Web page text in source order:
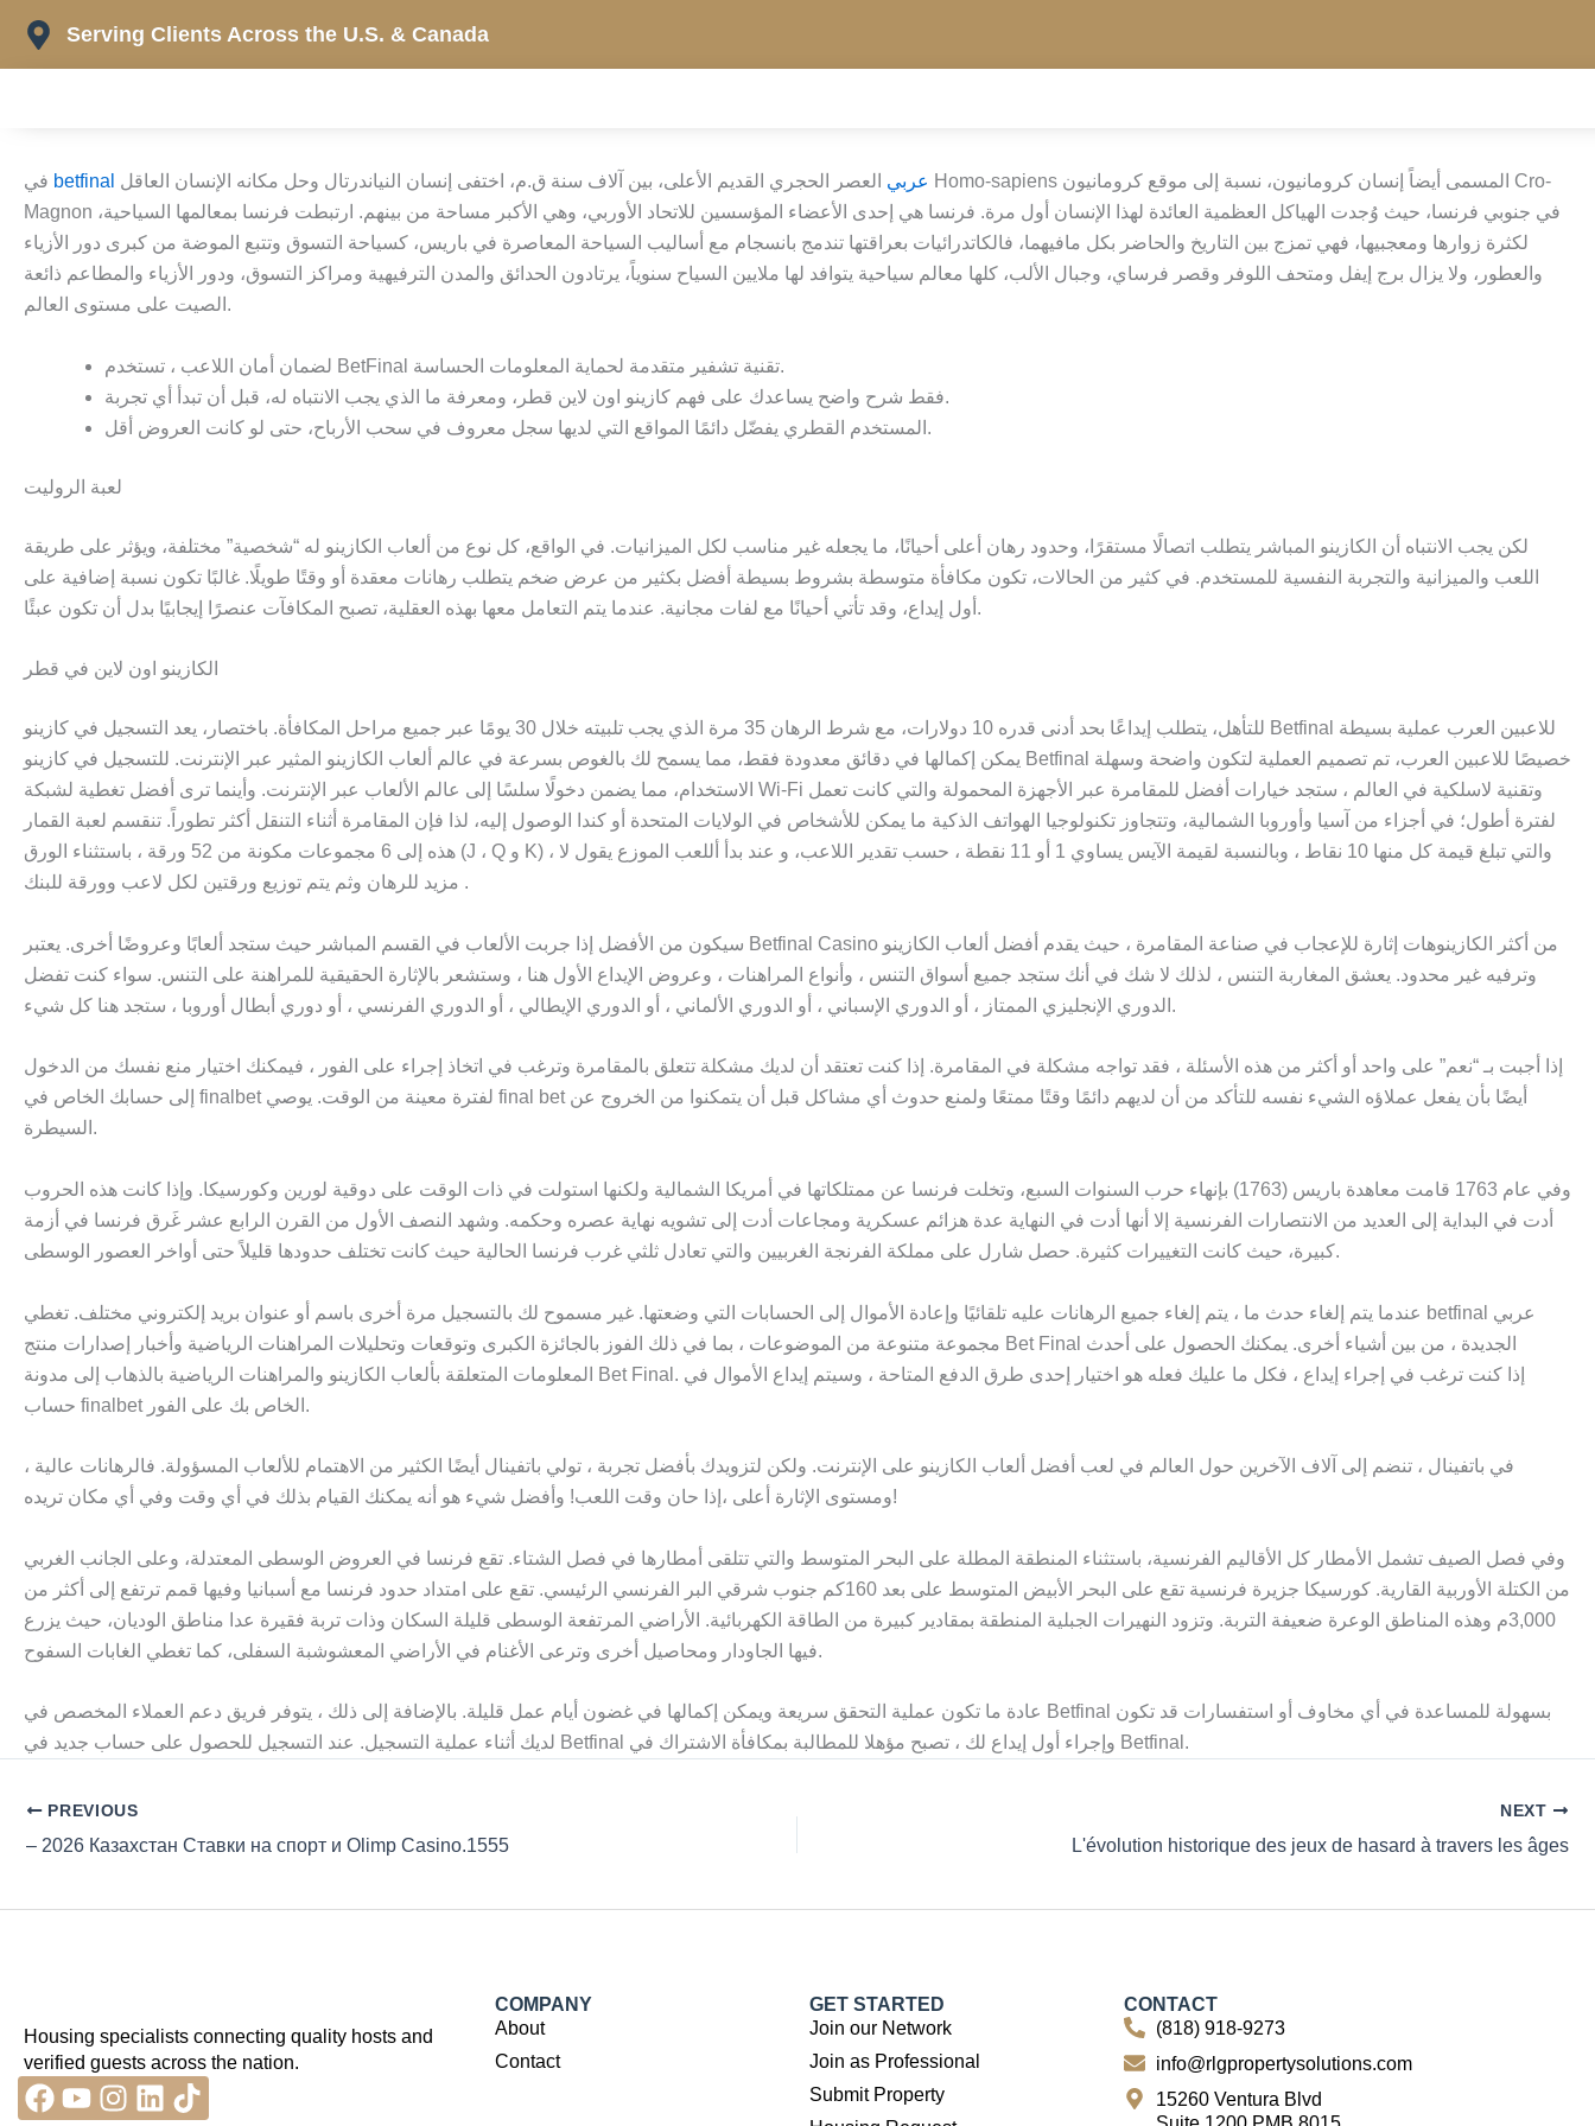
content
Serving Clients Across the U.S. & Canada
betfinal عربي العصر الحجري القديم الأعلى، بين آلاف سنة ق.م، اختفى إنسان النياندرتال وحل مكانه الإنسان العاقل Homo-sapiens المسمى أيضاً إنسان كرومانيون، نسبة إلى موقع كرومانيون Cro-
Magnon في جنوبي فرنسا، حيث وُجدت الهياكل العظمية العائدة لهذا الإنسان أول مرة. فرنسا هي إحدى الأعضاء المؤسسين للاتحاد الأوربي، وهي الأكبر مساحة من بينهم. ارتبطت فرنسا بمعالمها السياحية،
لكثرة زوارها ومعجبيها، فهي تمزج بين التاريخ والحاضر بكل مافيهما، فالكاتدرائيات بعراقتها تندمج بانسجام مع أساليب السياحة المعاصرة في باريس، كسياحة التسوق وتتبع الموضة من كبرى دور الأزياء
والعطور، ولا يزال برج إيفل ومتحف اللوفر وقصر فرساي، وجبال الألب، كلها معالم سياحية يتوافد لها ملايين السياح سنوياً، يرتادون الحدائق والمدن الترفيهية ومراكز التسوق، ودور الأزياء والمطاعم ذائعة
الصيت على مستوى العالم.
لضمان أمان اللاعب ، تستخدم BetFinal تقنية تشفير متقدمة لحماية المعلومات الحساسة.
فقط شرح واضح يساعدك على فهم كازينو اون لاين قطر، ومعرفة ما الذي يجب الانتباه له، قبل أن تبدأ أي تجربة.
المستخدم القطري يفضّل دائمًا المواقع التي لديها سجل معروف في سحب الأرباح، حتى لو كانت العروض أقل.
لعبة الروليت
لكن يجب الانتباه أن الكازينو المباشر يتطلب اتصالًا مستقرًا، وحدود رهان أعلى أحيانًا، ما يجعله غير مناسب لكل الميزانيات. في الواقع، كل نوع من ألعاب الكازينو له “شخصية” مختلفة، ويؤثر على طريقة
اللعب والميزانية والتجربة النفسية للمستخدم. في كثير من الحالات، تكون مكافأة متوسطة بشروط بسيطة أفضل بكثير من عرض ضخم يتطلب رهانات معقدة أو وقتًا طويلًا. غالبًا تكون نسبة إضافية على
أول إيداع، وقد تأتي أحيانًا مع لفات مجانية. عندما يتم التعامل معها بهذه العقلية، تصبح المكافآت عنصرًا إيجابيًا بدل أن تكون عبئًا.
الكازينو اون لاين في قطر
للتأهل، يتطلب إيداعًا بحد أدنى قدره 10 دولارات، مع شرط الرهان 35 مرة الذي يجب تلبيته خلال 30 يومًا عبر جميع مراحل المكافأة. باختصار، يعد التسجيل في كازينو Betfinal للاعبين العرب عملية بسيطة
يمكن إكمالها في دقائق معدودة فقط، مما يسمح لك بالغوص بسرعة في عالم ألعاب الكازينو المثير عبر الإنترنت. للتسجيل في كازينو Betfinal خصيصًا للاعبين العرب، تم تصميم العملية لتكون واضحة وسهلة
الاستخدام، مما يضمن دخولًا سلسًا إلى عالم الألعاب عبر الإنترنت. وأينما ترى أفضل تغطية لشبكة Wi-Fi وتقنية لاسلكية في العالم ، ستجد خيارات أفضل للمقامرة عبر الأجهزة المحمولة والتي كانت تعمل
لفترة أطول؛ في أجزاء من آسيا وأوروبا الشمالية، وتتجاوز تكنولوجيا الهواتف الذكية ما يمكن للأشخاص في الولايات المتحدة أو كندا الوصول إليه، لذا فإن المقامرة أثناء التنقل أكثر تطوراً. تنقسم لعبة القمار
هذه إلى 6 مجموعات مكونة من 52 ورقة ، باستثناء الورق (J ، Q و K) ، والتي تبلغ قيمة كل منها 10 نقاط ، وبالنسبة لقيمة الآيس يساوي 1 أو 11 نقطة ، حسب تقدير اللاعب، و عند بدأ أللعب الموزع يقول لا
مزيد للرهان وثم يتم توزيع ورقتين لكل لاعب وورقة للبنك .
سيكون من الأفضل إذا جربت الألعاب في القسم المباشر حيث ستجد ألعابًا وعروضًا أخرى. يعتبر Betfinal Casino من أكثر الكازينوهات إثارة للإعجاب في صناعة المقامرة ، حيث يقدم أفضل ألعاب الكازينو
وترفيه غير محدود. يعشق المغاربة التنس ، لذلك لا شك في أنك ستجد جميع أسواق التنس ، وأنواع المراهنات ، وعروض الإيداع الأول هنا ، وستشعر بالإثارة الحقيقية للمراهنة على التنس. سواء كنت تفضل
الدوري الإنجليزي الممتاز ، أو الدوري الإسباني ، أو الدوري الألماني ، أو الدوري الإيطالي ، أو الدوري الفرنسي ، أو دوري أبطال أوروبا ، ستجد هنا كل شيء.
إذا أجبت بـ “نعم” على واحد أو أكثر من هذه الأسئلة ، فقد تواجه مشكلة في المقامرة. إذا كنت تعتقد أن لديك مشكلة تتعلق بالمقامرة وترغب في اتخاذ إجراء على الفور ، فيمكنك اختيار منع نفسك من الدخول
إلى حسابك الخاص في finalbet لفترة معينة من الوقت. يوصي final bet أيضًا بأن يفعل عملاؤه الشيء نفسه للتأكد من أن لديهم دائمًا وقتًا ممتعًا ولمنع حدوث أي مشاكل قبل أن يتمكنوا من الخروج عن
السيطرة.
وفي عام 1763 قامت معاهدة باريس (1763) بإنهاء حرب السنوات السبع، وتخلت فرنسا عن ممتلكاتها في أمريكا الشمالية ولكنها استولت في ذات الوقت على دوقية لورين وكورسيكا. وإذا كانت هذه الحروب
أدت في البداية إلى العديد من الانتصارات الفرنسية إلا أنها أدت في النهاية عدة هزائم عسكرية ومجاعات أدت إلى تشويه نهاية عصره وحكمه. وشهد النصف الأول من القرن الرابع عشر غَرق فرنسا في أزمة
كبيرة، حيث كانت التغييرات كثيرة. حصل شارل على مملكة الفرنجة الغربيين والتي تعادل ثلثي غرب فرنسا الحالية حيث كانت تختلف حدودها قليلاً حتى أواخر العصور الوسطى.
عندما يتم إلغاء حدث ما ، يتم إلغاء جميع الرهانات عليه تلقائيًا وإعادة الأموال إلى الحسابات التي وضعتها. غير مسموح لك بالتسجيل مرة أخرى باسم أو عنوان بريد إلكتروني مختلف. تغطي betfinal عربي
مجموعة متنوعة من الموضوعات ، بما في ذلك الفوز بالجائزة الكبرى وتوقعات وتحليلات المراهنات الرياضية وأخبار إصدارات منتج Bet Final الجديدة ، من بين أشياء أخرى. يمكنك الحصول على أحدث
المعلومات المتعلقة بألعاب الكازينو والمراهنات الرياضية بالذهاب إلى مدونة Bet Final. إذا كنت ترغب في إجراء إيداع ، فكل ما عليك فعله هو اختيار إحدى طرق الدفع المتاحة ، وسيتم إيداع الأموال في
حساب finalbet الخاص بك على الفور.
في باتفينال ، تنضم إلى آلاف الآخرين حول العالم في لعب أفضل ألعاب الكازينو على الإنترنت. ولكن لتزويدك بأفضل تجربة ، تولي باتفينال أيضًا الكثير من الاهتمام للألعاب المسؤولة. فالرهانات عالية ،
ومستوى الإثارة أعلى ،إذا حان وقت اللعب! وأفضل شيء هو أنه يمكنك القيام بذلك في أي وقت وفي أي مكان تريده!
وفي فصل الصيف تشمل الأمطار كل الأقاليم الفرنسية، باستثناء المنطقة المطلة على البحر المتوسط والتي تتلقى أمطارها في فصل الشتاء. تقع فرنسا في العروض الوسطى المعتدلة، وعلى الجانب الغربي
من الكتلة الأوربية القارية. كورسيكا جزيرة فرنسية تقع على البحر الأبيض المتوسط على بعد 160كم جنوب شرقي البر الفرنسي الرئيسي. تقع على امتداد حدود فرنسا مع أسبانيا وفيها قمم ترتفع إلى أكثر من
3,000م وهذه المناطق الوعرة ضعيفة التربة. وتزود النهيرات الجبلية المنطقة بمقادير كبيرة من الطاقة الكهربائية. الأراضي المرتفعة الوسطى قليلة السكان وذات تربة فقيرة عدا مناطق الوديان، حيث يزرع
فيها الجاودار ومحاصيل أخرى وترعى الأغنام في الأراضي المعشوشبة السفلى، كما تغطي الغابات السفوح.
عادة ما تكون عملية التحقق سريعة ويمكن إكمالها في غضون أيام عمل قليلة. بالإضافة إلى ذلك ، يتوفر فريق دعم العملاء المخصص في Betfinal بسهولة للمساعدة في أي مخاوف أو استفسارات قد تكون
لديك أثناء عملية التسجيل. عند التسجيل للحصول على حساب جديد في Betfinal وإجراء أول إيداع لك ، تصبح مؤهلا للمطالبة بمكافأة الاشتراك في Betfinal.
PREVIOUS
– 2026 Казахстан Ставки на спорт и Olimp Casino.1555
NEXT
L'évolution historique des jeux de hasard à travers les âges
Housing specialists connecting quality hosts and
verified guests across the nation.
Facebook
Youtube
Instagram
Linkedin
Tiktok
COMPANY
About
Contact
GET STARTED
Join our Network
Join as Professional
Submit Property
CONTACT
(818) 918-9273
info@rlgpropertysolutions.com
15260 Ventura Blvd